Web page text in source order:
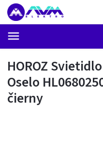
HOROZ
Oselo
čierny